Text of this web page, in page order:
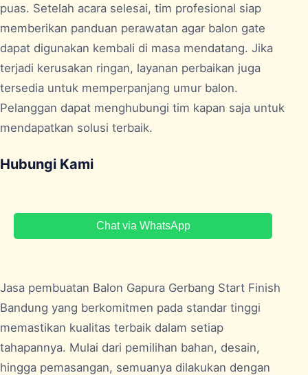
puas. Setelah acara selesai, tim profesional siap
memberikan panduan perawatan agar balon gate
dapat digunakan kembali di masa mendatang. Jika
terjadi kerusakan ringan, layanan perbaikan juga
tersedia untuk memperpanjang umur balon.
Pelanggan dapat menghubungi tim kapan saja untuk
mendapatkan solusi terbaik.
Hubungi Kami
Chat via WhatsApp
Jasa pembuatan Balon Gapura Gerbang Start Finish
Bandung yang berkomitmen pada standar tinggi
memastikan kualitas terbaik dalam setiap
tahapannya. Mulai dari pemilihan bahan, desain,
hingga pemasangan, semuanya dilakukan dengan